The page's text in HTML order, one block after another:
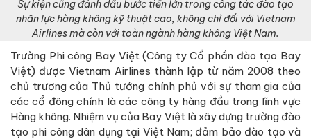
Sự kiện cũng đánh dấu bước tiến lớn trong công tác đào tạo
nhân lực hàng không kỹ thuật cao, không chỉ đối với Vietnam
Airlines mà còn với toàn ngành hàng không Việt Nam.
Trường Phi công Bay Việt (Công ty Cổ phần đào tạo Bay
Việt) được Vietnam Airlines thành lập từ năm 2008 theo
chủ trương của Thủ tướng chính phủ với sự tham gia của
các cổ đông chính là các công ty hàng đầu trong lĩnh vực
Hàng không. Nhiệm vụ của Bay Việt là xây dựng trường đào
tạo phi công dân dụng tại Việt Nam; đảm bảo đào tạo và